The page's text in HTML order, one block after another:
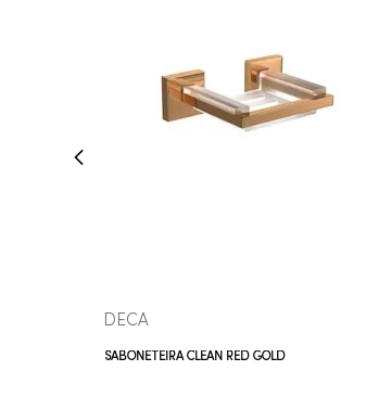
COMPRAR AGORA
DECA
SABONETEIRA CLEAN RED GOLD